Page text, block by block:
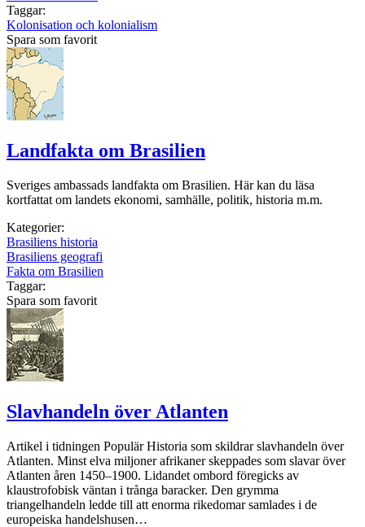
Taggar:
Kolonisation och kolonialism
Spara som favorit
Landfakta om Brasilien
Sveriges ambassads landfakta om Brasilien. Här kan du läsa
kortfattat om landets ekonomi, samhälle, politik, historia m.m.
Kategorier:
Brasiliens historia
Brasiliens geografi
Fakta om Brasilien
Taggar:
Spara som favorit
Slavhandeln över Atlanten
Artikel i tidningen Populär Historia som skildrar slavhandeln över
Atlanten. Minst elva miljoner afrikaner skeppades som slavar över
Atlanten åren 1450–1900. Lidandet ombord föregicks av
klaustrofobisk väntan i trånga baracker. Den grymma
triangelhandeln ledde till att enorma rikedomar samlades i de
europeiska handelshusen…